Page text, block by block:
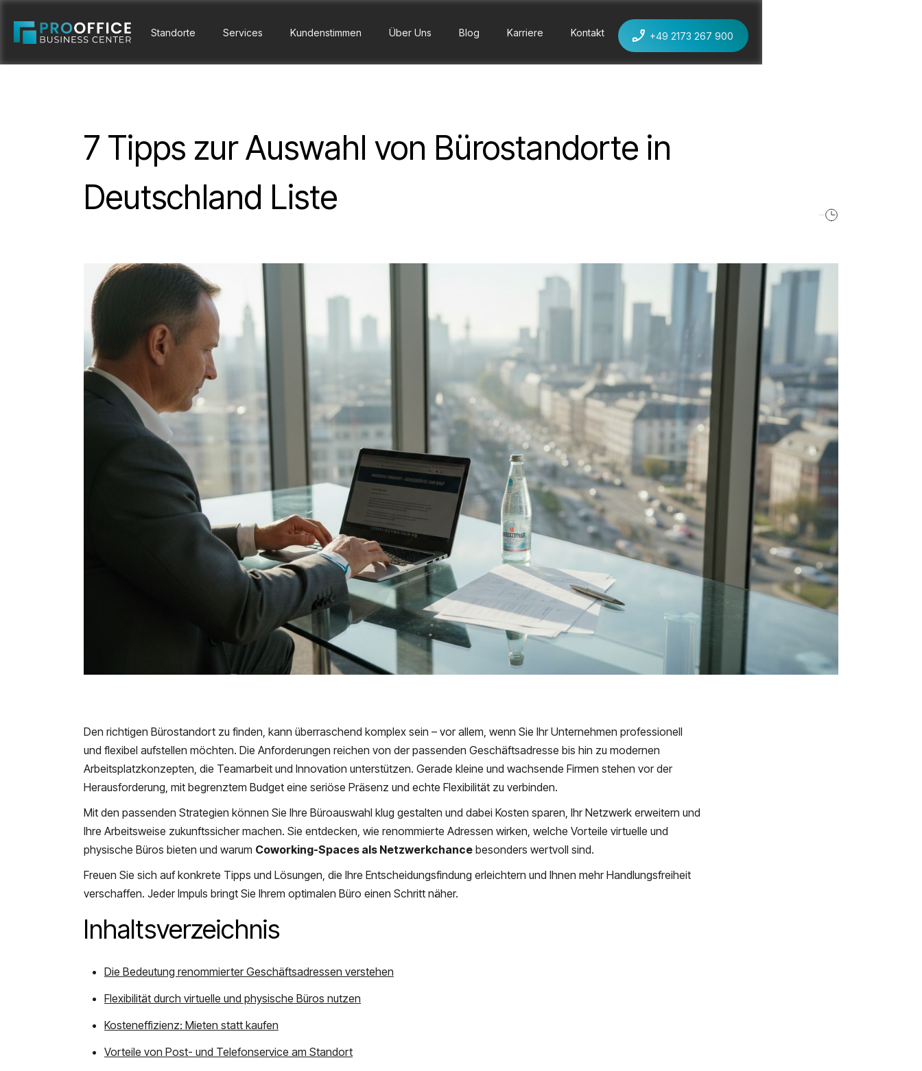
Standorte Services Kundenstimmen Über Uns Blog Karriere Kontakt
+49 2173 267 900
7 Tipps zur Auswahl von Bürostandorte in
Deutschland Liste
Den richtigen Bürostandort zu finden, kann überraschend komplex sein – vor allem, wenn Sie Ihr Unternehmen professionell
und flexibel aufstellen möchten. Die Anforderungen reichen von der passenden Geschäftsadresse bis hin zu modernen
Arbeitsplatzkonzepten, die Teamarbeit und Innovation unterstützen. Gerade kleine und wachsende Firmen stehen vor der
Herausforderung, mit begrenztem Budget eine seriöse Präsenz und echte Flexibilität zu verbinden.
Mit den passenden Strategien können Sie Ihre Büroauswahl klug gestalten und dabei Kosten sparen, Ihr Netzwerk erweitern und
Ihre Arbeitsweise zukunftssicher machen. Sie entdecken, wie renommierte Adressen wirken, welche Vorteile virtuelle und
physische Büros bieten und warum Coworking-Spaces als Netzwerkchance besonders wertvoll sind.
Freuen Sie sich auf konkrete Tipps und Lösungen, die Ihre Entscheidungsfindung erleichtern und Ihnen mehr Handlungsfreiheit
verschaffen. Jeder Impuls bringt Sie Ihrem optimalen Büro einen Schritt näher.
Inhaltsverzeichnis
Die Bedeutung renommierter Geschäftsadressen verstehen
Flexibilität durch virtuelle und physische Büros nutzen
Kosteneffizienz: Mieten statt kaufen
Vorteile von Post- und Telefonservice am Standort